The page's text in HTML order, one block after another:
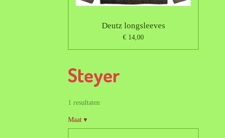
Deutz longsleeves
€ 14,00
Steyer
1 resultaten
Maat ▾